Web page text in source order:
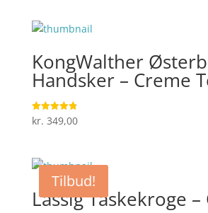
var:
KongWalther
Handsker – Creme
Vurderet
4.8
kr. 349,00
Tilbud!
Lässig Taskekroge –